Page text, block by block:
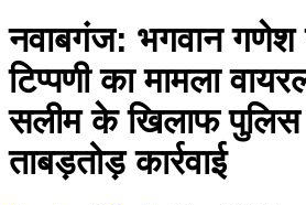
नवाबगंज: भगवान गणेश
टिप्पणी का मामला
सलीम के खिलाफ
ताबड़तोड़ कार्रवाई